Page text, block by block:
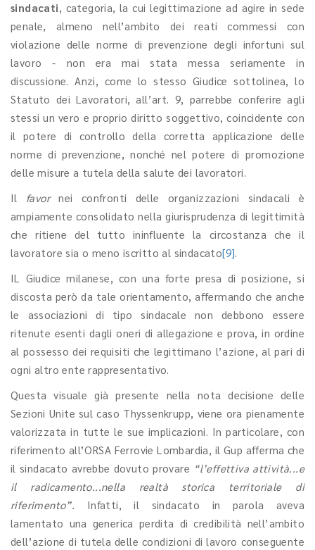
sindacati, categoria, la cui legittimazione ad agire in sede
penale, almeno nell’ambito dei reati commessi con
violazione delle norme di prevenzione degli infortuni sul
lavoro - non era mai stata messa seriamente in
discussione. Anzi, come lo stesso Giudice sottolinea, lo
Statuto dei Lavoratori, all’art. 9, parrebbe conferire agli
stessi un vero e proprio diritto soggettivo, coincidente con
il potere di controllo della corretta applicazione delle
norme di prevenzione, nonché nel potere di promozione
delle misure a tutela della salute dei lavoratori.
Il favornei confronti delle organizzazioni sindacali è
ampiamente consolidato nella giurisprudenza di legittimità
che ritiene del tutto ininfluente la circostanza che il
lavoratore sia o meno iscritto al sindacato[9].
IL Giudice milanese, con una forte presa di posizione, si
discosta però da tale orientamento, affermando che anche
le associazioni di tipo sindacale non debbono essere
ritenute esenti dagli oneri di allegazione e prova, in ordine
al possesso dei requisiti che legittimano l’azione, al pari di
ogni altro ente rappresentativo.
Questa visuale già presente nella nota decisione delle
Sezioni Unite sul caso Thyssenkrupp, viene ora pienamente
valorizzata in tutte le sue implicazioni. In particolare, con
riferimento all’ORSA Ferrovie Lombardia, il Gup afferma che
il sindacato avrebbe dovuto provare “l’effettiva attività...e
il radicamento...nella realtà storica territoriale di
riferimento”. Infatti, il sindacato in parola aveva
lamentato una generica perdita di credibilità nell’ambito
dell’azione di tutela delle condizioni di lavoro conseguente